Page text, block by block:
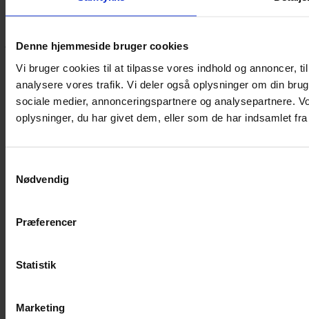
Denne hjemmeside bruger cookies
Vi bruger cookies til at tilpasse vores indhold og annoncer,
analysere vores trafik. Vi deler også oplysninger om din
sociale medier, annonceringspartnere og analysepartnere.
oplysninger, du har givet dem, eller som de har indsamlet
Nødvendig
Præferencer
Statistik
Marketing
Hvis du bøvler med noget eller ønsker ny inspiration, så skriv til
jeg dig på vej.
Vestergade 12 6270, Tønder
60 51 96 50
post@yarneverywear.dk
CVR 43041649
Facebook-f
Instagram
Handelsbetingelser
Handelsbetingelser
Om Yarn Every Wear